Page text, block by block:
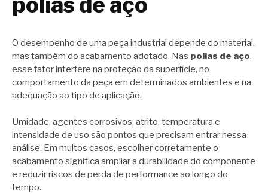
O desempenho de uma peça industrial depende do material,
mas também do acabamento adotado. Nas polias de aço,
esse fator interfere na proteção da superfície, no
comportamento da peça em determinados ambientes e na
adequação ao tipo de aplicação.
Umidade, agentes corrosivos, atrito, temperatura e
intensidade de uso são pontos que precisam entrar nessa
análise. Em muitos casos, escolher corretamente o
acabamento significa ampliar a durabilidade do componente
e reduzir riscos de perda de performance ao longo do
tempo.